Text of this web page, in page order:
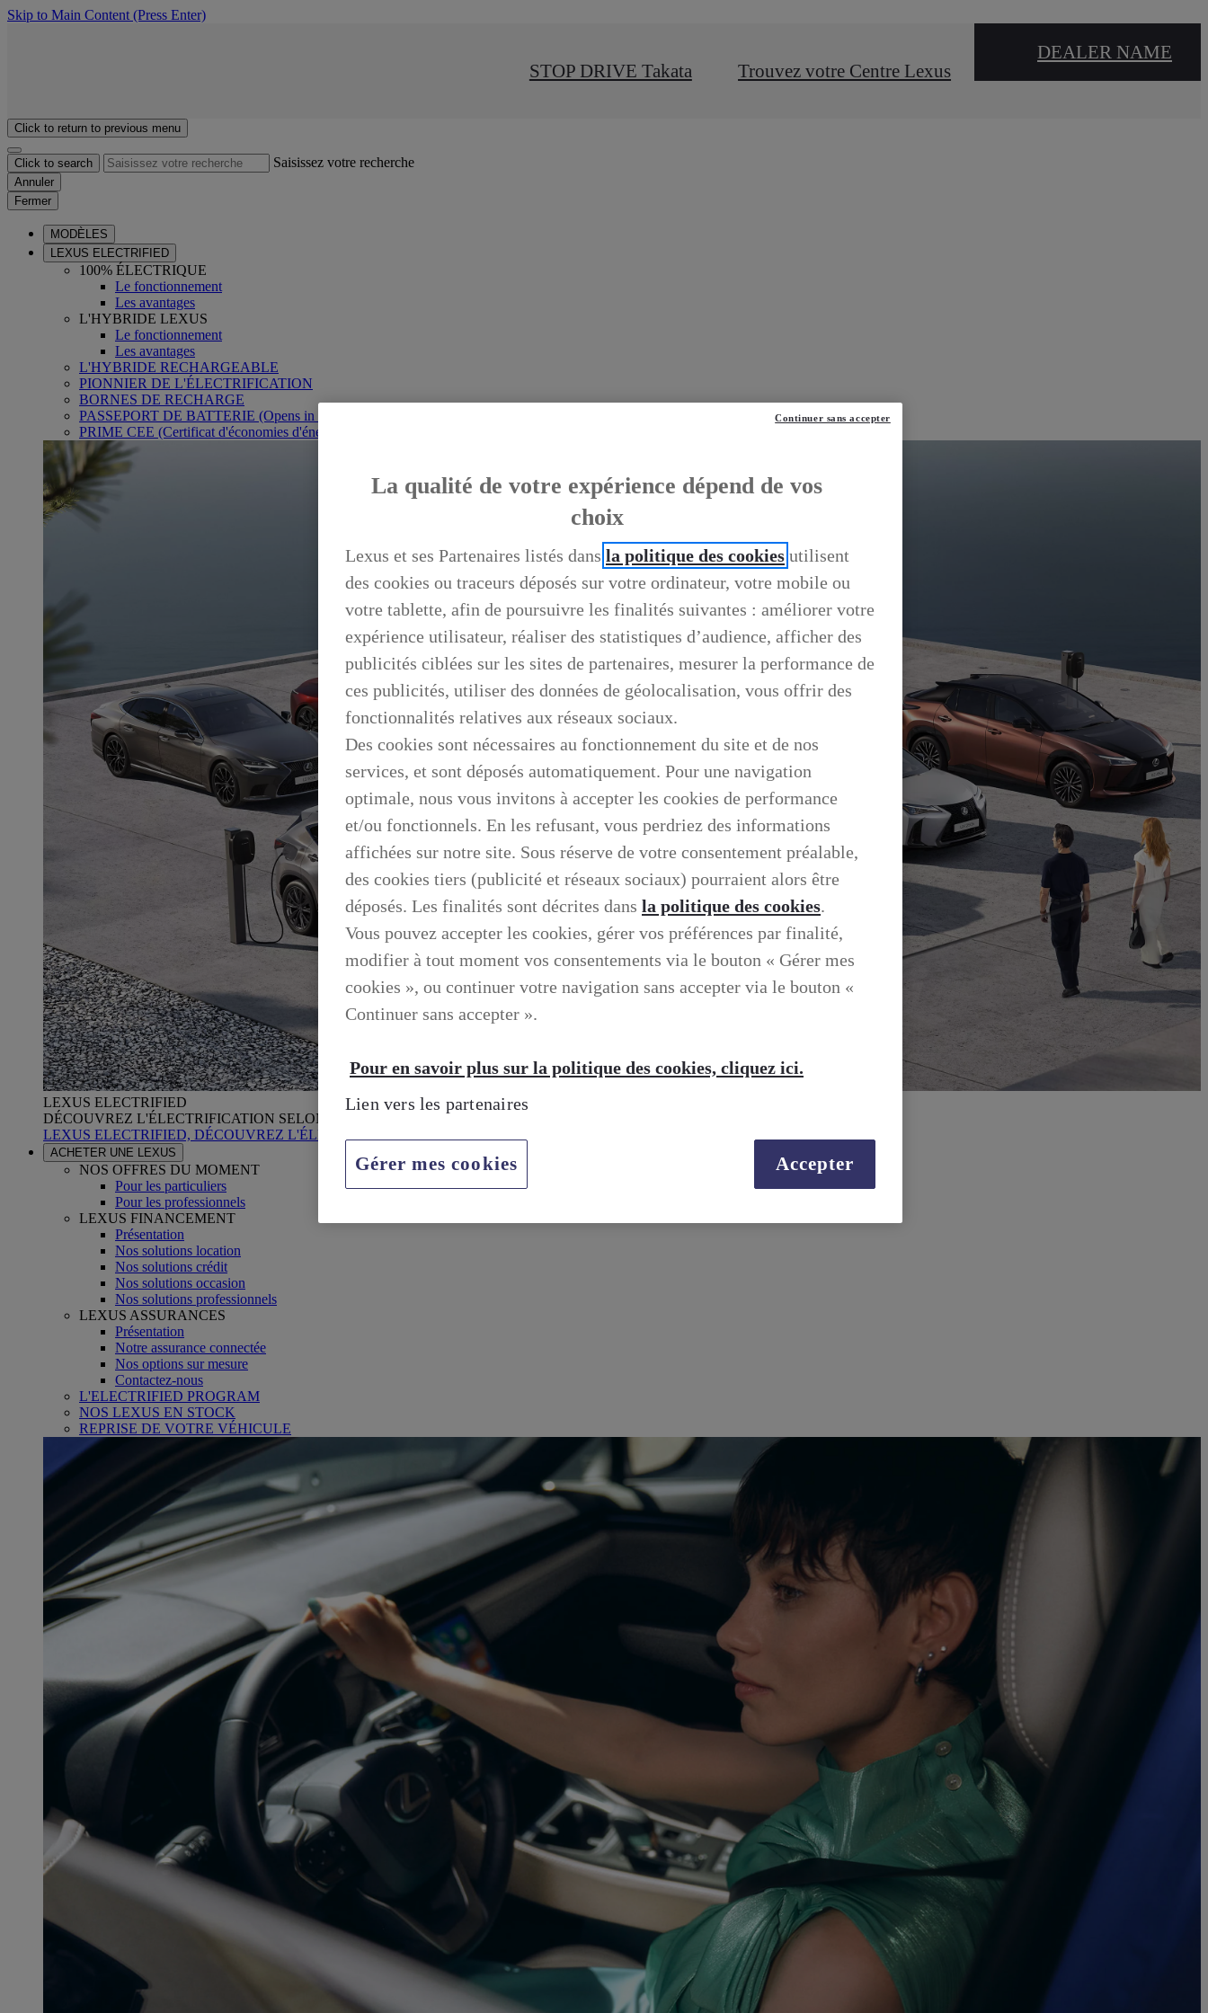
Skip to Main Content (Press Enter)
STOP DRIVE Takata Trouvez votre Centre Lexus
DEALER NAME
Click to return to previous menu
Click to search Saisissez votre recherche
Annuler
Fermer
MODÈLES
LEXUS ELECTRIFIED
100% ÉLECTRIQUE
Le fonctionnement
Les avantages
L'HYBRIDE LEXUS
Le fonctionnement
Les avantages
L'HYBRIDE RECHARGEABLE
PIONNIER DE L'ÉLECTRIFICATION
BORNES DE RECHARGE
PASSEPORT DE BATTERIE (Opens in new window)
PRIME CEE (Certificat d'économies d'énergie)
LEXUS ELECTRIFIED
DÉCOUVREZ L'ÉLECTRIFICATION SELON LEXUS
LEXUS ELECTRIFIED, DÉCOUVREZ L'ÉLECTRIFICATION SELON LEXUS
ACHETER UNE LEXUS
NOS OFFRES DU MOMENT
Pour les particuliers
Pour les professionnels
LEXUS FINANCEMENT
Présentation
Nos solutions location
Nos solutions crédit
Nos solutions occasion
Nos solutions professionnels
LEXUS ASSURANCES
Présentation
Notre assurance connectée
Nos options sur mesure
Contactez-nous
L'ELECTRIFIED PROGRAM
NOS LEXUS EN STOCK
REPRISE DE VOTRE VÉHICULE
La qualité de votre expérience dépend de vos
choix
Lexus et ses Partenaires listés dans la politique des cookies utilisent
des cookies ou traceurs déposés sur votre ordinateur, votre mobile ou
votre tablette, afin de poursuivre les finalités suivantes : améliorer votre
expérience utilisateur, réaliser des statistiques d’audience, afficher des
publicités ciblées sur les sites de partenaires, mesurer la performance de
ces publicités, utiliser des données de géolocalisation, vous offrir des
fonctionnalités relatives aux réseaux sociaux.
Des cookies sont nécessaires au fonctionnement du site et de nos
services, et sont déposés automatiquement. Pour une navigation
optimale, nous vous invitons à accepter les cookies de performance
et/ou fonctionnels. En les refusant, vous perdriez des informations
affichées sur notre site. Sous réserve de votre consentement préalable,
des cookies tiers (publicité et réseaux sociaux) pourraient alors être
déposés. Les finalités sont décrites dans la politique des cookies.
Vous pouvez accepter les cookies, gérer vos préférences par finalité,
modifier à tout moment vos consentements via le bouton « Gérer mes
cookies », ou continuer votre navigation sans accepter via le bouton «
Continuer sans accepter ».
Pour en savoir plus sur la politique des cookies, cliquez ici.
Lien vers les partenaires
Gérer mes cookies
Continuer sans accepter
Accepter